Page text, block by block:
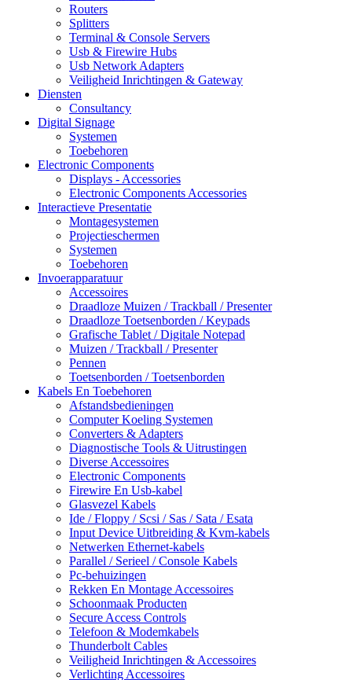
Routers
Splitters
Terminal & Console Servers
Usb & Firewire Hubs
Usb Network Adapters
Veiligheid Inrichtingen & Gateway
Diensten
Consultancy
Digital Signage
Systemen
Toebehoren
Electronic Components
Displays - Accessories
Electronic Components Accessories
Interactieve Presentatie
Montagesystemen
Projectieschermen
Systemen
Toebehoren
Invoerapparatuur
Accessoires
Draadloze Muizen / Trackball / Presenter
Draadloze Toetsenborden / Keypads
Grafische Tablet / Digitale Notepad
Muizen / Trackball / Presenter
Pennen
Toetsenborden / Toetsenborden
Kabels En Toebehoren
Afstandsbedieningen
Computer Koeling Systemen
Converters & Adapters
Diagnostische Tools & Uitrustingen
Diverse Accessoires
Electronic Components
Firewire En Usb-kabel
Glasvezel Kabels
Ide / Floppy / Scsi / Sas / Sata / Esata
Input Device Uitbreiding & Kvm-kabels
Netwerken Ethernet-kabels
Parallel / Serieel / Console Kabels
Pc-behuizingen
Rekken En Montage Accessoires
Schoonmaak Producten
Secure Access Controls
Telefoon & Modemkabels
Thunderbolt Cables
Veiligheid Inrichtingen & Accessoires
Verlichting Accessoires